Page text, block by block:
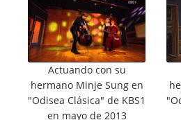
Actuando con su
hermano Minje Sung en
"Odisea Clásica" de KBS1
en mayo de 2013